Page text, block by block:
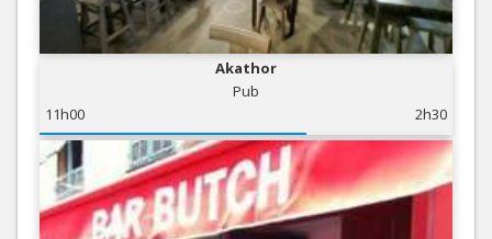
Akathor
Pub
11h00
2h30